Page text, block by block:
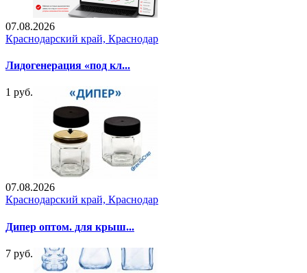
07.08.2026
Краснодарский край, Краснодар
Лидогенерация «под кл...
1 руб.
07.08.2026
Краснодарский край, Краснодар
Дипер оптом. для крыш...
7 руб.